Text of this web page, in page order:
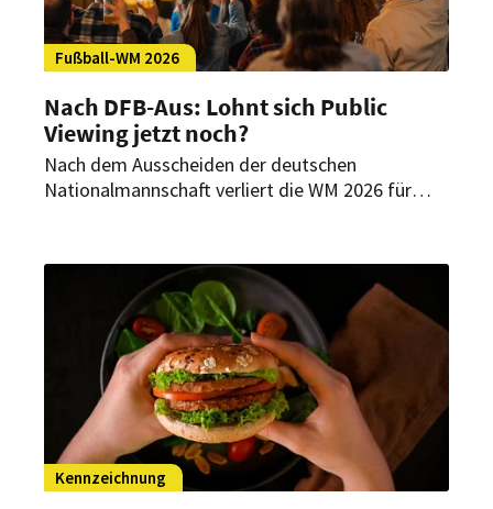
Fußball-WM 2026
Nach DFB-Aus: Lohnt sich Public
Viewing jetzt noch?
Nach dem Ausscheiden der deutschen
Nationalmannschaft verliert die WM 2026 für
trotzdem weiter lohnen – aber nur, wenn
Nachfrage, Personal und Kosten realistisch
kalkuliert werden.
Kennzeichnung